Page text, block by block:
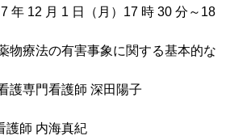
7 年 12 月 1 日（月）17 時 30 分～18
物療法の有害事象に関する基本的な
ん看護専門看護師 深田陽子
護師 内海真紀